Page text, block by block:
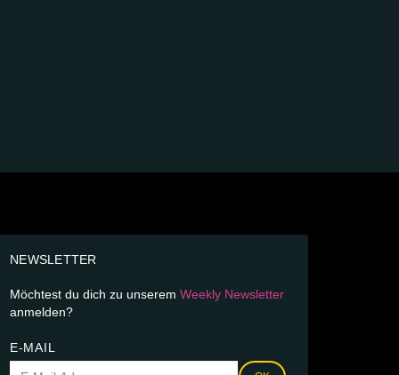
NEWSLETTER
Möchtest du dich zu unserem Weekly Newsletter
anmelden?
E-MAIL